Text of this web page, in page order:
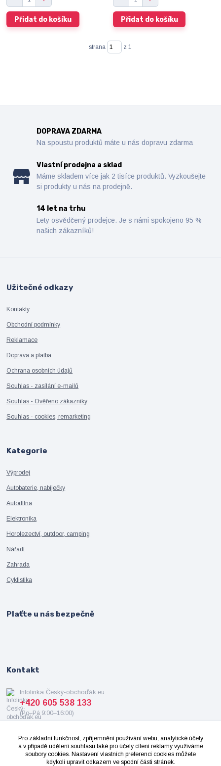
Přidat do košíku Přidat do košíku
strana z 1
DOPRAVA ZDARMA
Na spoustu produktů máte u nás dopravu zdarma
Vlastní prodejna a sklad
Máme skladem více jak 2 tisíce produktů. Vyzkoušejte
si produkty u nás na prodejně.
14 let na trhu
Lety osvědčený prodejce. Je s námi spokojeno 95 %
našich zákazníků!
Užitečné odkazy
Kontakty
Obchodní podmínky
Reklamace
Doprava a platba
Ochrana osobních údajů
Souhlas - zasílání e-mailů
Souhlas - Ověřeno zákazníky
Souhlas - cookies, remarketing
Kategorie
Výprodej
Autobaterie, nabíječky
Autodílna
Elektronika
Horolezectví, outdoor, camping
Nářadí
Zahrada
Cyklistika
Plaťte u nás bezpečně
Kontakt
Infolinka Český-obchoďák.eu
+420 605 538 133
(Po–Pá 9:00–16:00)
Pro základní funkčnost, zpříjemnění používání webu, analytické účely
a v případě udělení souhlasu také pro účely cílení reklamy využíváme
soubory cookies. Nastavení vlastních preferencí cookies můžete
kdykoli upravit odkazem ve spodní části stránek.